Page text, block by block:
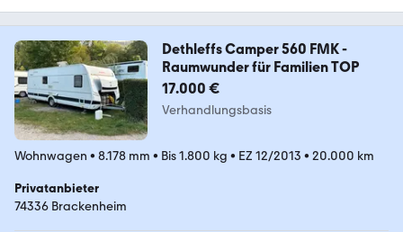
Dethleffs Camper 560 FMK -
Raumwunder für Familien TOP
17.000 €
Verhandlungsbasis
Wohnwagen • 8.178 mm • Bis 1.800 kg • EZ 12/2013 • 20.000 km
Privatanbieter
74336 Brackenheim